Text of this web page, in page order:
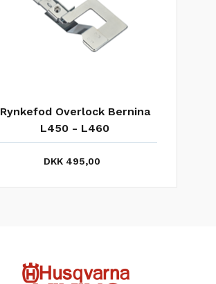
Guide for dekorationstråd,
BERNINA l450 - l460
DKK 390,00